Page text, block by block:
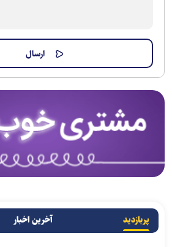
پربازدید آخرین اخبار